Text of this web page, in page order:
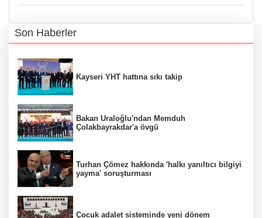
Son Haberler
Kayseri YHT hattına sıkı takip
Bakan Uraloğlu'ndan Memduh
Çolakbayrakdar'a övgü
Turhan Çömez hakkında 'halkı yanıltıcı bilgiyi
yayma' soruşturması
Çocuk adalet sisteminde yeni dönem